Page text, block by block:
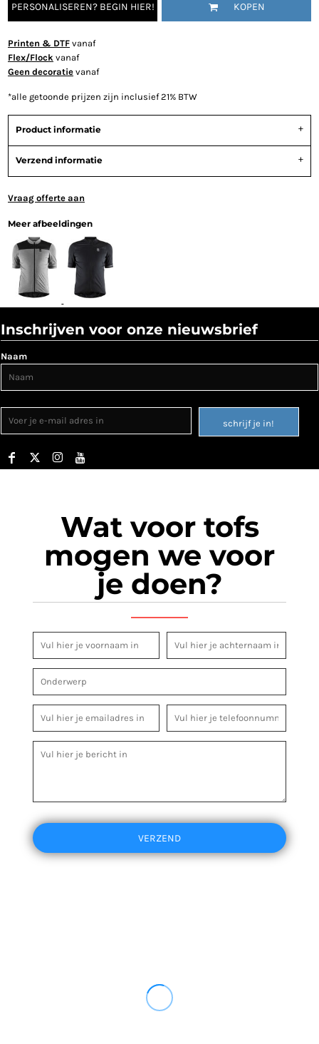
PERSONALISEREN? BEGIN HIER! KOPEN
Printen & DTF vanaf
Flex/Flock vanaf
Geen decoratie vanaf
*alle getoonde prijzen zijn inclusief 21% BTW
Product informatie
Verzend informatie
Vraag offerte aan
Meer afbeeldingen
Inschrijven voor onze nieuwsbrief
Naam
schrijf je in!
Wat voor tofs
mogen we voor
je doen?
VERZEND